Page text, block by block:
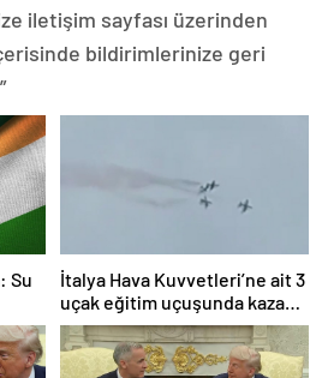
iletişim sayfası üzerinden
bildirimlerinize geri
Su
İtalya Hava Kuvvetleri’ne ait 3
uçak eğitim uçuşunda kaza
yaptı